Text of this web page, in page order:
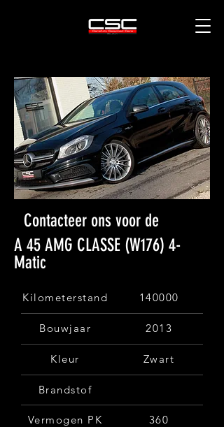
Contacteer ons voor de
A 45 AMG CLASSE (W176) 4-
Matic
Kilometerstand 140000
Bouwjaar 2013
Kleur Zwart
Brandstof
Vermogen PK 360